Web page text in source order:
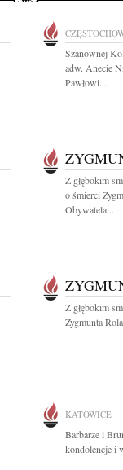
Szanownej
adw. Anecie
Pawłowi...
Z głębokim
o śmierci
Obywatela...
Z głębokim
Zygmunta
KATOWICE
Barbarze i
kondolencje i